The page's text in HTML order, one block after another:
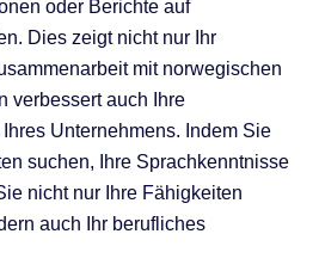
oder Berichte auf
Dies zeigt nicht nur Ihr
mit norwegischen
verbessert auch Ihre
Unternehmens. Indem Sie
suchen, Ihre Sprachkenntnisse
nicht nur Ihre Fähigkeiten
auch Ihr berufliches